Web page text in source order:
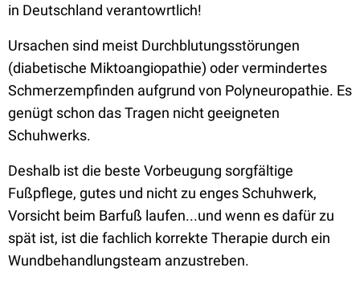
in Deutschland verantowrtlich!
Ursachen sind meist Durchblutungsstörungen
(diabetische Miktoangiopathie) oder vermindertes
Schmerzempfinden aufgrund von Polyneuropathie. Es
genügt schon das Tragen nicht geeigneten
Schuhwerks.
Deshalb ist die beste Vorbeugung sorgfältige
Fußpflege, gutes und nicht zu enges Schuhwerk,
Vorsicht beim Barfuß laufen...und wenn es dafür zu
spät ist, ist die fachlich korrekte Therapie durch ein
Wundbehandlungsteam anzustreben.